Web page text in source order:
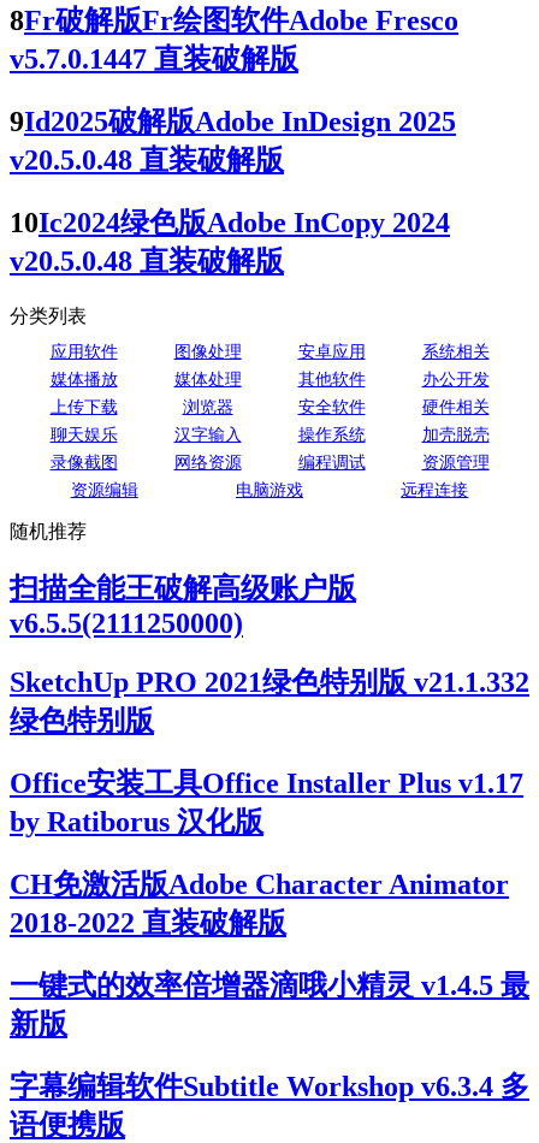
8Fr破解版Fr绘图软件Adobe Fresco
v5.7.0.1447 直装破解版
9Id2025破解版Adobe InDesign 2025
v20.5.0.48 直装破解版
10Ic2024绿色版Adobe InCopy 2024
v20.5.0.48 直装破解版
分类列表
应用软件 图像处理 安卓应用
系统相关
媒体播放
媒体处理 其他软件
办公开发
上传下载
浏览器 安全软件
硬件相关
聊天娱乐
汉字输入 操作系统
加壳脱壳
录像截图
网络资源 编程调试
资源管理
资源编辑
电脑游戏 远程连接
随机推荐
扫描全能王破解高级账户版
v6.5.5(2111250000)
SketchUp PRO 2021绿色特别版 v21.1.332
绿色特别版
Office安装工具Office Installer Plus v1.17
by Ratiborus 汉化版
CH免激活版Adobe Character Animator
2018-2022 直装破解版
一键式的效率倍增器滴哦小精灵 v1.4.5 最
新版
字幕编辑软件Subtitle Workshop v6.3.4 多
语便携版